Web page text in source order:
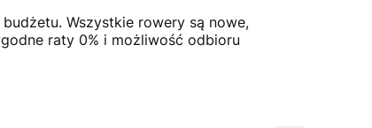
Wszystkie rowery są nowe,
raty 0% i możliwość odbioru